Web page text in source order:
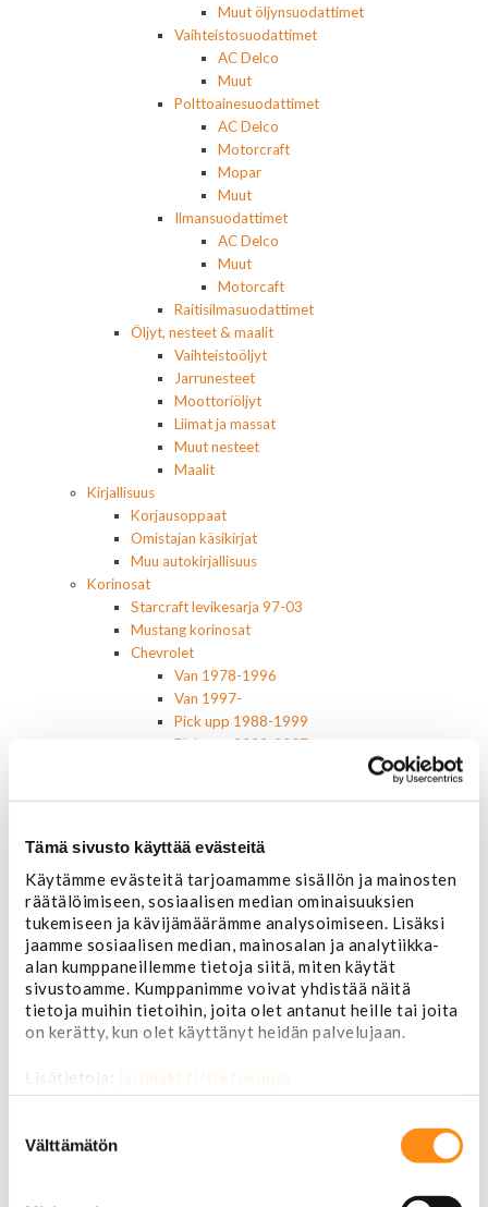
Tämä sivusto käyttää evästeitä
Käytämme evästeitä tarjoamamme sisällön ja mainosten
räätälöimiseen, sosiaalisen median ominaisuuksien
tukemiseen ja kävijämäärämme analysoimiseen. Lisäksi
jaamme sosiaalisen median, mainosalan ja analytiikka-
alan kumppaneillemme tietoja siitä, miten käytät
sivustoamme. Kumppanimme voivat yhdistää näitä
tietoja muihin tietoihin, joita olet antanut heille tai joita
on kerätty, kun olet käyttänyt heidän palvelujaan.
Lisätietoja: jarimaki.fi/tietosuoja
valinta
Välttämätön
Muut öljynsuodattimet
Vaihteistosuodattimet
AC Delco
Muut
Polttoainesuodattimet
AC Delco
Motorcraft
Mopar
Muut
Ilmansuodattimet
AC Delco
Muut
Motorcaft
Raitisilmasuodattimet
Öljyt, nesteet & maalit
Vaihteistoöljyt
Jarrunesteet
Moottoriöljyt
Liimat ja massat
Muut nesteet
Maalit
Kirjallisuus
Korjausoppaat
Omistajan käsikirjat
Muu autokirjallisuus
Korinosat
Starcraft levikesarja 97-03
Mustang korinosat
Chevrolet
Van 1978-1996
Van 1997-
Pick upp 1988-1999
Pick upp 2000-2007
Corvette
Chevrolet muut
Ford
Dodge
Chrysler
Pontiac
Buick
Jeep
Lasit, ikkunatarvikkeet